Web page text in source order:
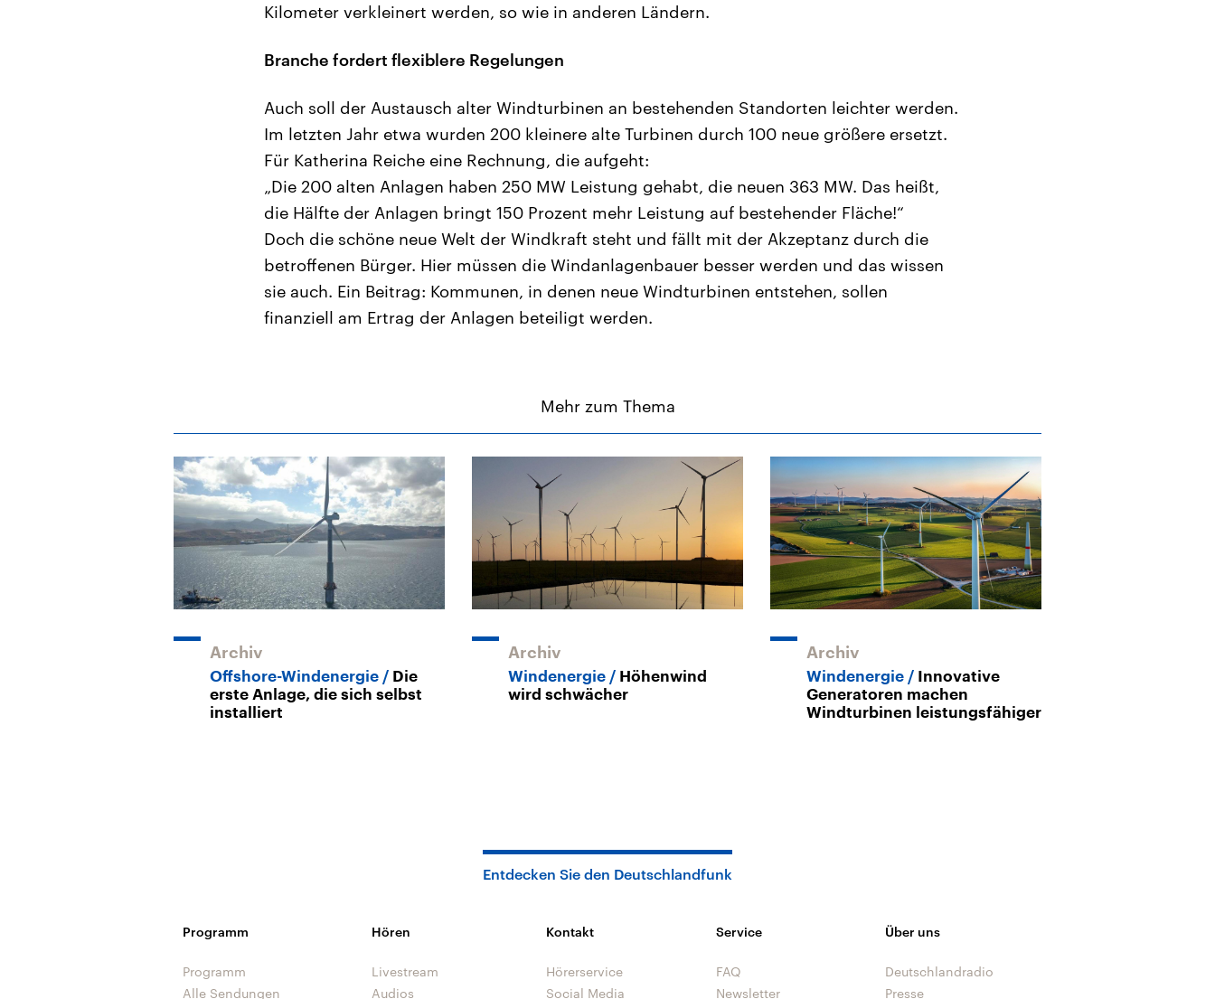
Kilometer verkleinert werden, so wie in anderen Ländern.
Branche fordert flexiblere Regelungen
Auch soll der Austausch alter Windturbinen an bestehenden Standorten leichter werden.
Im letzten Jahr etwa wurden 200 kleinere alte Turbinen durch 100 neue größere ersetzt.
Für Katherina Reiche eine Rechnung, die aufgeht:
„Die 200 alten Anlagen haben 250 MW Leistung gehabt, die neuen 363 MW. Das heißt,
die Hälfte der Anlagen bringt 150 Prozent mehr Leistung auf bestehender Fläche!“
Doch die schöne neue Welt der Windkraft steht und fällt mit der Akzeptanz durch die
betroffenen Bürger. Hier müssen die Windanlagenbauer besser werden und das wissen
sie auch. Ein Beitrag: Kommunen, in denen neue Windturbinen entstehen, sollen
finanziell am Ertrag der Anlagen beteiligt werden.
Mehr zum Thema
Archiv
Offshore-Windenergie
Die
erste Anlage, die sich selbst
installiert
Archiv
Windenergie
Höhenwind
wird schwächer
Archiv
Windenergie
Innovative
Generatoren machen
Windturbinen leistungsfähiger
Entdecken Sie den Deutschlandfunk
Programm
Programm
Alle Sendungen
Hören
Livestream
Audios
Kontakt
Hörerservice
Social Media
Service
FAQ
Newsletter
Über uns
Deutschlandradio
Presse